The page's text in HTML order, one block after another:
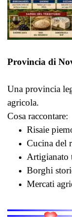
Provincia di
Una provincia
agricola.
Cosa raccontare:
Risaie
Cucina del
Artigianato
Borghi
Mercati